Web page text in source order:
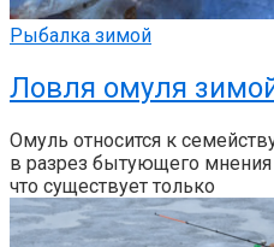
Рыбалка зимой
Ловля омуля
Омуль относится к
в разрез бытующего
что существует только